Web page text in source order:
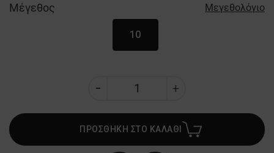
Μέγεθος Μεγεθολόγιο
10
ΠΡΟΣΘΗΚΗ ΣΤΟ ΚΑΛΑΘΙ